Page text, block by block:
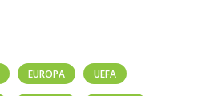
EUROPA UEFA